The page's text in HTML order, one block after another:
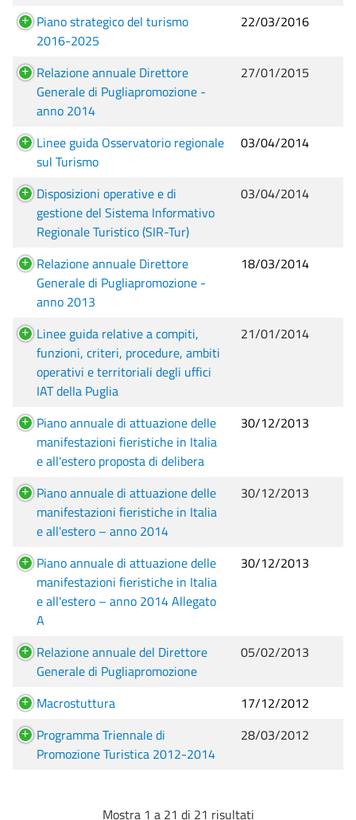
Piano strategico del turismo
2016-2025
22/03/2016
Relazione annuale Direttore
Generale di Pugliapromozione -
anno 2014
27/01/2015
Linee guida Osservatorio regionale
sul Turismo
03/04/2014
Disposizioni operative e di
gestione del Sistema Informativo
Regionale Turistico (SIR-Tur)
03/04/2014
Relazione annuale Direttore
Generale di Pugliapromozione -
anno 2013
18/03/2014
Linee guida relative a compiti,
funzioni, criteri, procedure, ambiti
operativi e territoriali degli uffici
IAT della Puglia
21/01/2014
Piano annuale di attuazione delle
manifestazioni fieristiche in Italia
e all'estero proposta di delibera
30/12/2013
Piano annuale di attuazione delle
manifestazioni fieristiche in Italia
e all'estero – anno 2014
30/12/2013
Piano annuale di attuazione delle
manifestazioni fieristiche in Italia
e all'estero – anno 2014 Allegato
A
30/12/2013
Relazione annuale del Direttore
Generale di Pugliapromozione
05/02/2013
Macrostuttura
17/12/2012
Programma Triennale di
Promozione Turistica 2012-2014
28/03/2012
Mostra 1 a 21 di 21 risultati